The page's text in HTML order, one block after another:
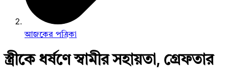
আজকের পত্রিকা
স্ত্রীকে ধর্ষণে স্বামীর সহায়তা, গ্রেফতার